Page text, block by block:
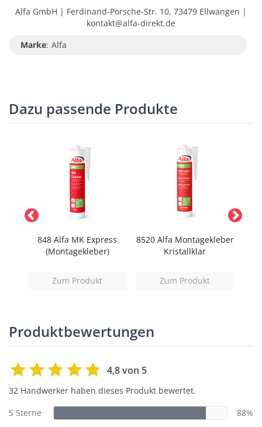
Alfa GmbH | Ferdinand-Porsche-Str. 10, 73479 Ellwangen |
kontakt@alfa-direkt.de
Marke: Alfa
Dazu passende Produkte
848 Alfa MK Express
(Montagekleber)
Zum Produkt
8520 Alfa Montagekleber
Kristallklar
Zum Produkt
Produktbewertungen
4,8 von 5
32 Handwerker haben dieses Produkt bewertet.
5 Sterne
88%